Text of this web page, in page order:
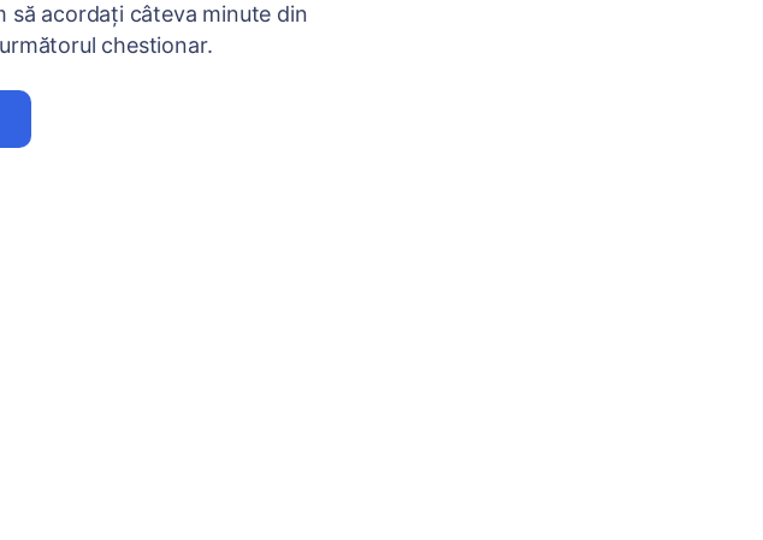
să acordați câteva minute din
chestionar.